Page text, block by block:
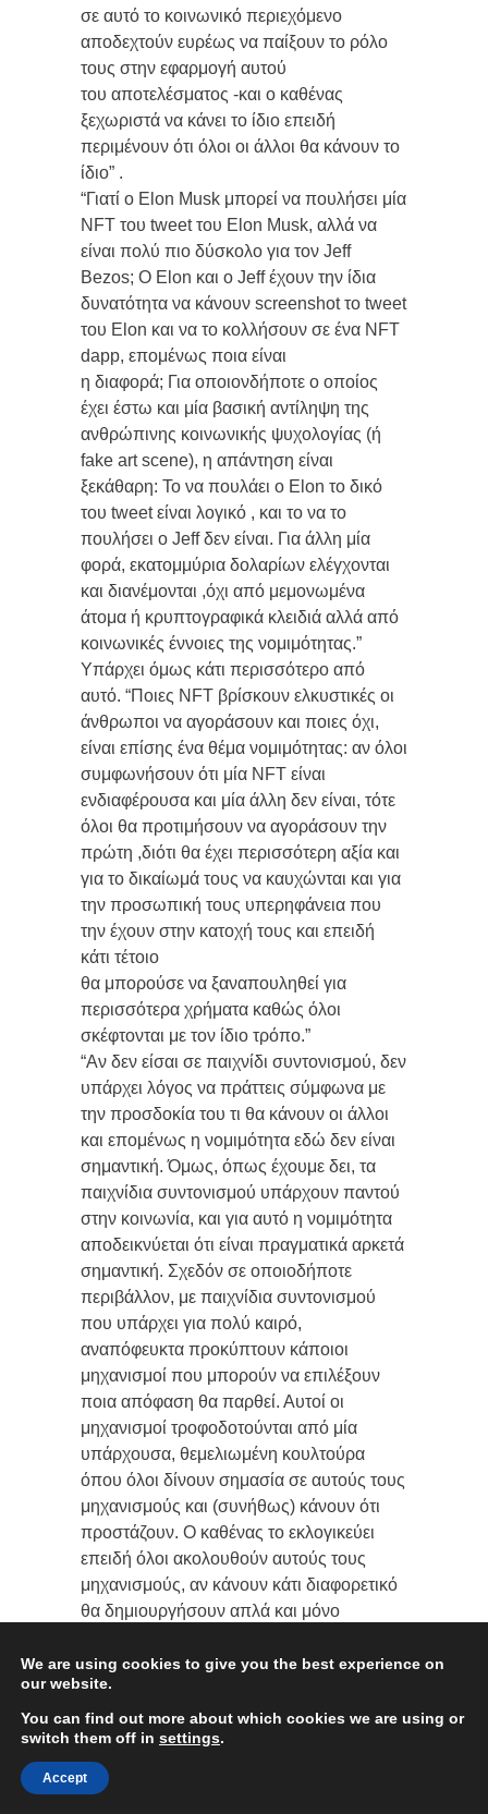
σε αυτό το κοινωνικό περιεχόμενο
αποδεχτούν ευρέως να παίξουν το ρόλο
τους στην εφαρμογή αυτού
του αποτελέσματος -και ο καθένας
ξεχωριστά να κάνει το ίδιο επειδή
περιμένουν ότι όλοι οι άλλοι θα κάνουν το
ίδιο” .
“Γιατί ο Elon Musk μπορεί να πουλήσει μία
NFT του tweet του Elon Musk, αλλά να
είναι πολύ πιο δύσκολο για τον Jeff
Bezos; Ο Elon και ο Jeff έχουν την ίδια
δυνατότητα να κάνουν screenshot το tweet
του Elon και να το κολλήσουν σε ένα NFT
dapp, επομένως ποια είναι
η διαφορά; Για οποιονδήποτε ο οποίος
έχει έστω και μία βασική αντίληψη της
ανθρώπινης κοινωνικής ψυχολογίας (ή
fake art scene), η απάντηση είναι
ξεκάθαρη: Το να πουλάει ο Elon το δικό
του tweet είναι λογικό , και το να το
πουλήσει ο Jeff δεν είναι. Για άλλη μία
φορά, εκατομμύρια δολαρίων ελέγχονται
και διανέμονται ,όχι από μεμονωμένα
άτομα ή κρυπτογραφικά κλειδιά αλλά από
κοινωνικές έννοιες της νομιμότητας.”
Υπάρχει όμως κάτι περισσότερο από
αυτό. “Ποιες NFT βρίσκουν ελκυστικές οι
άνθρωποι να αγοράσουν και ποιες όχι,
είναι επίσης ένα θέμα νομιμότητας: αν όλοι
συμφωνήσουν ότι μία NFT είναι
ενδιαφέρουσα και μία άλλη δεν είναι, τότε
όλοι θα προτιμήσουν να αγοράσουν την
πρώτη ,διότι θα έχει περισσότερη αξία και
για το δικαίωμά τους να καυχώνται και για
την προσωπική τους υπερηφάνεια που
την έχουν στην κατοχή τους και επειδή
κάτι τέτοιο
θα μπορούσε να ξαναπουληθεί για
περισσότερα χρήματα καθώς όλοι
σκέφτονται με τον ίδιο τρόπο.”
“Αν δεν είσαι σε παιχνίδι συντονισμού, δεν
υπάρχει λόγος να πράττεις σύμφωνα με
την προσδοκία του τι θα κάνουν οι άλλοι
και επομένως η νομιμότητα εδώ δεν είναι
σημαντική. Όμως, όπως έχουμε δει, τα
παιχνίδια συντονισμού υπάρχουν παντού
στην κοινωνία, και για αυτό η νομιμότητα
αποδεικνύεται ότι είναι πραγματικά αρκετά
σημαντική. Σχεδόν σε οποιοδήποτε
περιβάλλον, με παιχνίδια συντονισμού
που υπάρχει για πολύ καιρό,
αναπόφευκτα προκύπτουν κάποιοι
μηχανισμοί που μπορούν να επιλέξουν
ποια απόφαση θα παρθεί. Αυτοί οι
μηχανισμοί τροφοδοτούνται από μία
υπάρχουσα, θεμελιωμένη κουλτούρα
όπου όλοι δίνουν σημασία σε αυτούς τους
μηχανισμούς και (συνήθως) κάνουν ότι
προστάζουν. Ο καθένας το εκλογικεύει
επειδή όλοι ακολουθούν αυτούς τους
μηχανισμούς, αν κάνουν κάτι διαφορετικό
θα δημιουργήσουν απλά και μόνο
τουλάχιστον θα μείνουν ολομόναχοι σε
ένα μοναχικό οικοσύστημα.”
Επομένως, ένας τρόπος για να καταλάβετε
πάνω σε τι δουλεύουμε στον crypto κόσμο
είναι ότι χτίζουμε νέους μηχανισμούς για
την επίλυση προβλημάτων ομοφωνίας και
We are using cookies to give you the best experience on
our website.
You can find out more about which cookies we are using or
switch them off in settings.
Accept